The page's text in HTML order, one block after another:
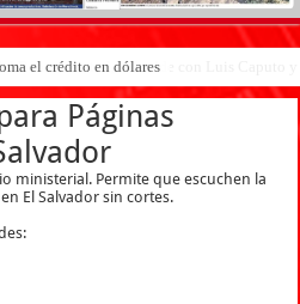
el crédito en dólares
Banco Central, coincide con Luis Caputo
Páginas
ministerial. Permite que escuchen la
El Salvador sin cortes.